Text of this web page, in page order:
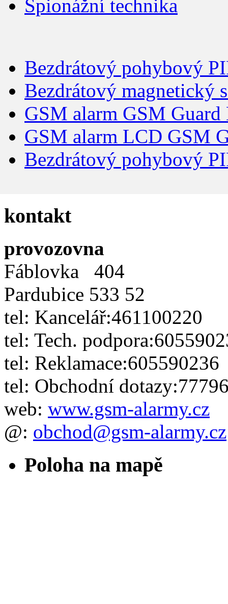
Špionážní technika
Bezdrátový pohybový
Bezdrátový magnetický
GSM alarm GSM Guard
GSM alarm LCD GSM
Bezdrátový pohybový
kontakt
provozovna
Fáblovka 404
Pardubice 533 52
tel: Kancelář:461100220
tel: Tech.
tel: Reklamace:605590236
tel: Obchodní
web: www.gsm-alarmy.cz
@: obchod@gsm-alarmy.cz
Poloha na mapě